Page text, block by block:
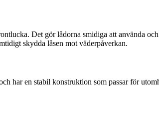
Det gör lådorna smidiga att använda
skydda låsen mot väderpåverkan.
har en stabil konstruktion som passar för